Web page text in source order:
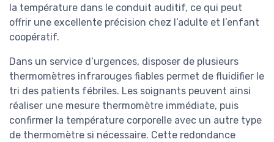
la température dans le conduit auditif, ce qui peut
offrir une excellente précision chez l’adulte et l’enfant
coopératif.
Dans un service d’urgences, disposer de plusieurs
thermomètres infrarouges fiables permet de fluidifier le
tri des patients fébriles. Les soignants peuvent ainsi
réaliser une mesure thermomètre immédiate, puis
confirmer la température corporelle avec un autre type
de thermomètre si nécessaire. Cette redondance